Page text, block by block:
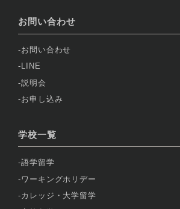
お問い合わせ
お問い合わせ
LINE
説明会
お申し込み
学校一覧
語学留学
ワーキングホリデー
カレッジ・大学留学